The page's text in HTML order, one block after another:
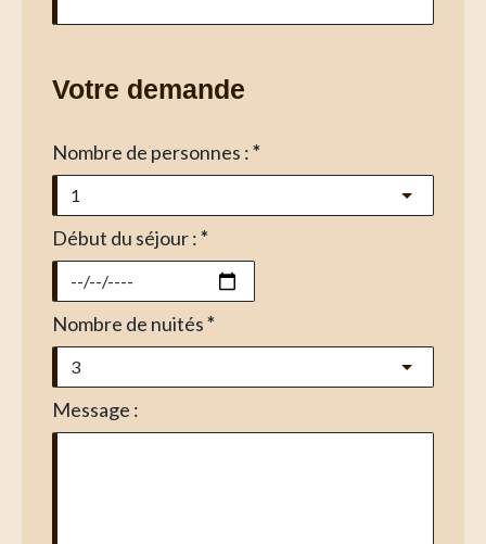
Votre demande
Nombre de personnes :*
Début du séjour :*
Nombre de nuités*
Message :